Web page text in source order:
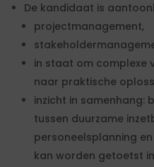
De kandidaat is
projectmanagement,
in staat om complexe
naar praktische
inzicht in samenhang:
tussen duurzame
personeelsplanning
kan worden getoetst